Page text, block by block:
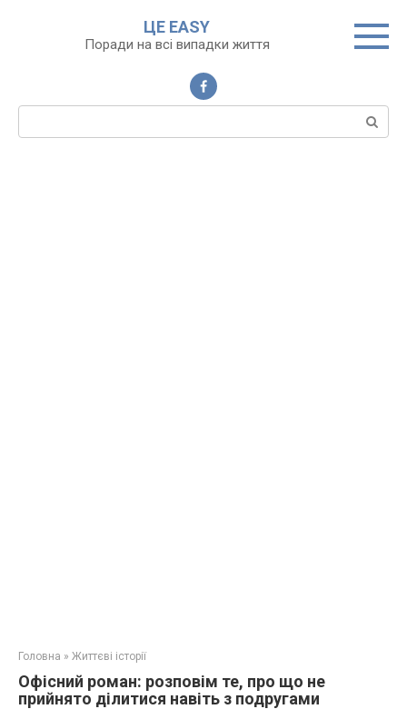
ЦЕ EASY
Поради на всі випадки життя
Пошук:
Головна » Життєві історії
Офісний роман: розповім те, про що не
прийнято ділитися навіть з подругами